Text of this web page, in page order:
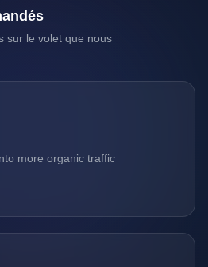
sur le volet que nous
more organic traffic